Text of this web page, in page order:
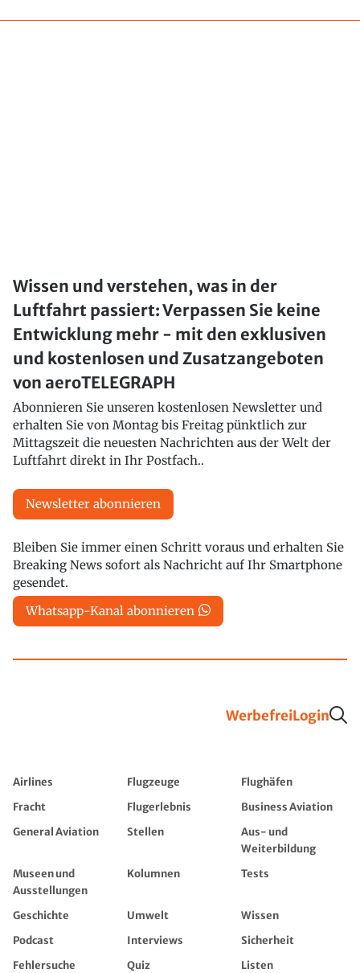
Wissen und verstehen, was in der
Luftfahrt passiert: Verpassen Sie keine
Entwicklung mehr - mit den exklusiven
und kostenlosen und Zusatzangeboten
von aeroTELEGRAPH
Abonnieren Sie unseren kostenlosen Newsletter und
erhalten Sie von Montag bis Freitag pünktlich zur
Mittagszeit die neuesten Nachrichten aus der Welt der
Luftfahrt direkt in Ihr Postfach..
Newsletter abonnieren
Bleiben Sie immer einen Schritt voraus und erhalten Sie
Breaking News sofort als Nachricht auf Ihr Smartphone
gesendet.
Whatsapp-Kanal abonnieren
WerbefreiLogin
Airlines Flugzeuge
Flughäfen
Fracht
Flugerlebnis
Business Aviation
General Aviation
Stellen
Aus- und
Weiterbildung
Museen und
Ausstellungen
Kolumnen Tests
Geschichte Umwelt
Wissen
Podcast
Interviews
Sicherheit
Fehlersuche
Quiz
Listen